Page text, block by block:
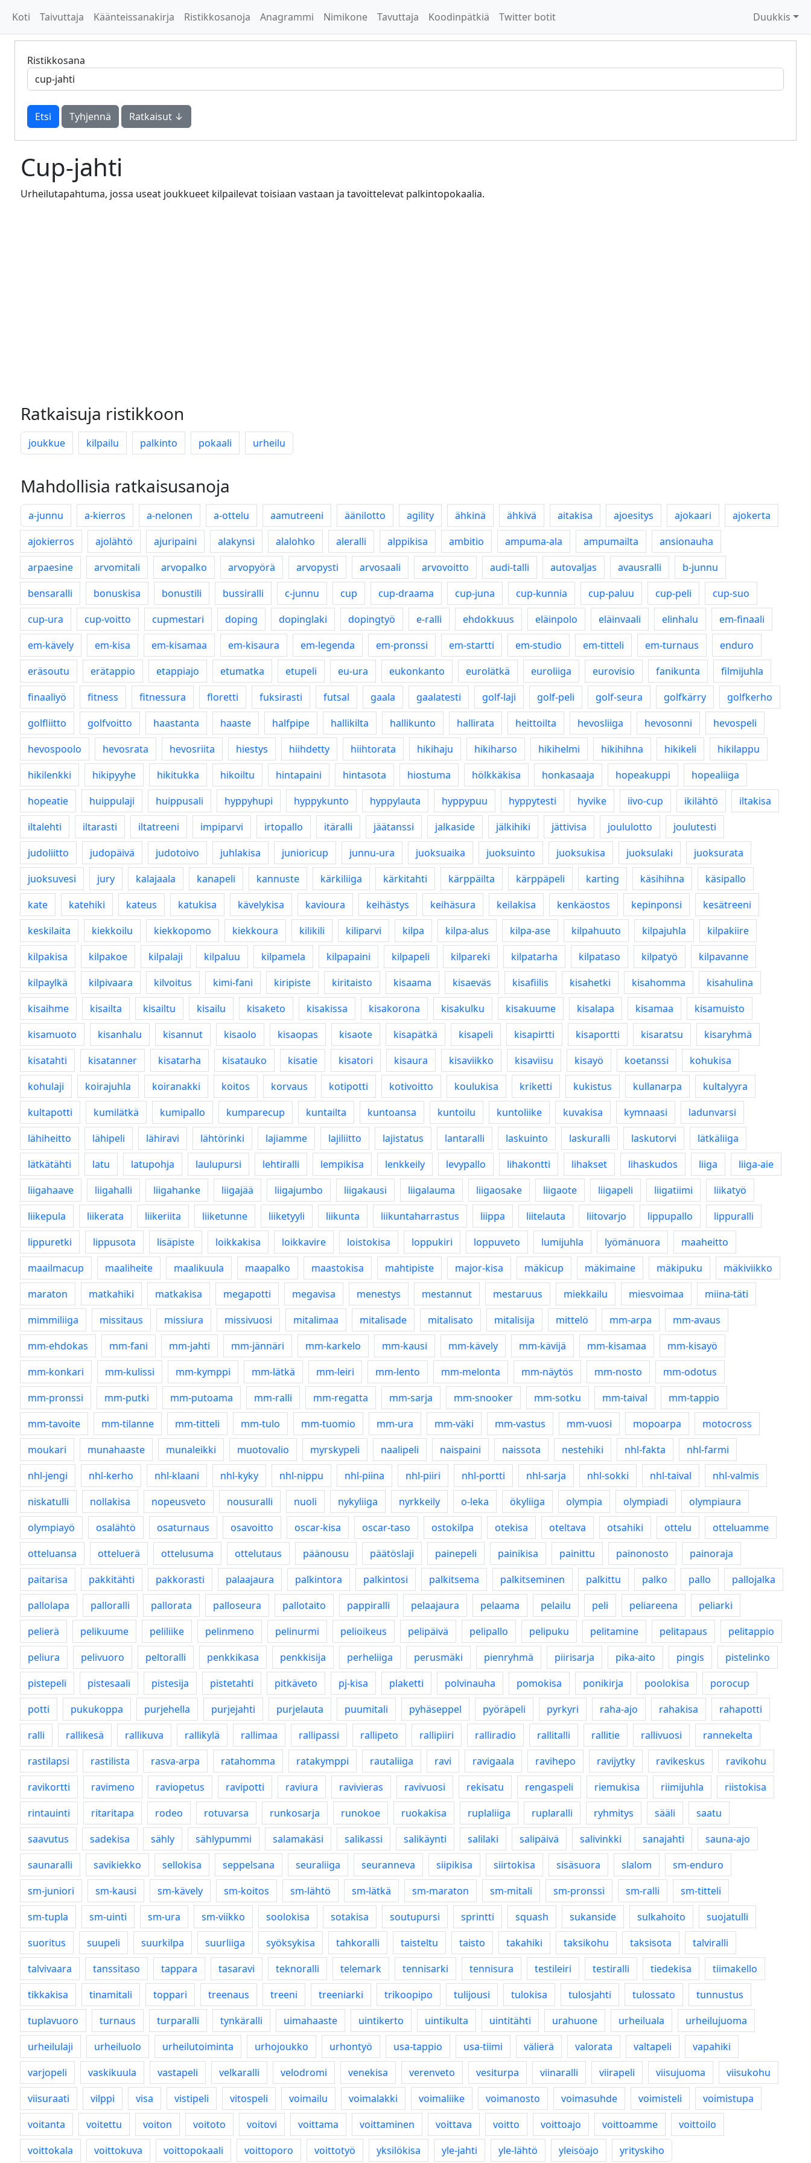
Koti Taivuttaja Käänteissanakirja Ristikkosanoja Anagrammi Nimikone Tavuttaja Koodinpätkiä Twitter botit Duukkis
Ristikkosana
Tyhjennä Ratkaisut ↓
Cup-jahti
Urheilutapahtuma, jossa useat joukkueet kilpailevat toisiaan vastaan ja tavoittelevat palkintopokaalia.
Ratkaisuja ristikkoon
joukkue kilpailu palkinto pokaali urheilu
Mahdollisia ratkaisusanoja
a-junnu a-kierros a-nelonen a-ottelu aamutreeni äänilotto agility ähkinä ähkivä aitakisa ajoesitys ajokaari
ajokerta
ajokierros
ajolähtö ajuripaini alakynsi alalohko aleralli alppikisa ambitio ampuma-ala ampumailta
ansionauha
arpaesine
arvomitali arvopalko arvopyörä arvopysti arvosaali arvovoitto audi-talli autovaljas avausralli
b-junnu
bensaralli
bonuskisa bonustili bussiralli c-junnu cup cup-draama cup-juna cup-kunnia cup-paluu cup-peli
cup-suo
cup-ura
cup-voitto cupmestari doping dopinglaki dopingtyö e-ralli ehdokkuus eläinpolo eläinvaali elinhalu
em-finaali
em-kävely
em-kisa em-kisamaa em-kisaura em-legenda em-pronssi em-startti em-studio em-titteli em-turnaus
enduro
eräsoutu
erätappio etappiajo etumatka etupeli eu-ura eukonkanto eurolätkä euroliiga eurovisio fanikunta
filmijuhla
finaaliyö
fitness fitnessura floretti fuksirasti futsal gaala gaalatesti golf-laji golf-peli golf-seura golfkärry
golfkerho
golfliitto
golfvoitto haastanta haaste halfpipe hallikilta hallikunto hallirata heittoilta hevosliiga hevosonni
hevospeli
hevospoolo
hevosrata hevosriita hiestys hiihdetty hiihtorata hikihaju hikiharso hikihelmi hikihihna hikikeli
hikilappu
hikilenkki
hikipyyhe hikitukka hikoiltu hintapaini hintasota hiostuma hölkkäkisa honkasaaja hopeakuppi
hopealiiga
hopeatie
huippulaji huippusali hyppyhupi hyppykunto hyppylauta hyppypuu hyppytesti hyvike iivo-cup ikilähtö
iltakisa
iltalehti
iltarasti iltatreeni impiparvi irtopallo itäralli jäätanssi jalkaside jälkihiki jättivisa joululotto
joulutesti
judoliitto
judopäivä judotoivo juhlakisa junioricup junnu-ura juoksuaika juoksuinto juoksukisa juoksulaki
juoksurata
juoksuvesi
jury kalajaala kanapeli kannuste kärkiliiga kärkitahti kärppäilta kärppäpeli karting käsihihna
käsipallo
kate
katehiki kateus katukisa kävelykisa kavioura keihästys keihäsura keilakisa kenkäostos kepinponsi
kesätreeni
keskilaita
kiekkoilu kiekkopomo kiekkoura kilikili kiliparvi kilpa kilpa-alus kilpa-ase kilpahuuto kilpajuhla
kilpakiire
kilpakisa
kilpakoe kilpalaji kilpaluu kilpamela kilpapaini kilpapeli kilpareki kilpatarha kilpataso kilpatyö
kilpavanne
kilpaylkä
kilpivaara kilvoitus kimi-fani kiripiste kiritaisto kisaama kisaeväs kisafiilis kisahetki kisahomma
kisahulina
kisaihme
kisailta kisailtu kisailu kisaketo kisakissa kisakorona kisakulku kisakuume kisalapa kisamaa
kisamuisto
kisamuoto
kisanhalu kisannut kisaolo kisaopas kisaote kisapätkä kisapeli kisapirtti kisaportti kisaratsu
kisaryhmä
kisatahti
kisatanner kisatarha kisatauko kisatie kisatori kisaura kisaviikko kisaviisu kisayö koetanssi
kohukisa
kohulaji
koirajuhla koiranakki koitos korvaus kotipotti kotivoitto koulukisa kriketti kukistus kullanarpa
kultalyyra
kultapotti
kumilätkä kumipallo kumparecup kuntailta kuntoansa kuntoilu kuntoliike kuvakisa kymnaasi
ladunvarsi
lähiheitto
lähipeli lähiravi lähtörinki lajiamme lajiliitto lajistatus lantaralli laskuinto laskuralli laskutorvi
lätkäliiga
lätkätähti
latu latupohja laulupursi lehtiralli lempikisa lenkkeily levypallo lihakontti lihakset lihaskudos liiga
liiga-aie
liigahaave
liigahalli liigahanke liigajää liigajumbo liigakausi liigalauma liigaosake liigaote liigapeli liigatiimi
liikatyö
liikepula
liikerata liikeriita liiketunne liiketyyli liikunta liikuntaharrastus liippa liitelauta liitovarjo lippupallo
lippuralli
lippuretki
lippusota lisäpiste loikkakisa loikkavire loistokisa loppukiri loppuveto lumijuhla lyömänuora
maaheitto
maailmacup
maaliheite maalikuula maapalko maastokisa mahtipiste major-kisa mäkicup mäkimaine mäkipuku
mäkiviikko
maraton
matkahiki matkakisa megapotti megavisa menestys mestannut mestaruus miekkailu miesvoimaa
miina-täti
mimmiliiga
missitaus missiura missivuosi mitalimaa mitalisade mitalisato mitalisija mittelö mm-arpa
mm-avaus
mm-ehdokas
mm-fani mm-jahti mm-jännäri mm-karkelo mm-kausi mm-kävely mm-kävijä mm-kisamaa
mm-kisayö
mm-konkari
mm-kulissi mm-kymppi mm-lätkä mm-leiri mm-lento mm-melonta mm-näytös mm-nosto
mm-odotus
mm-pronssi
mm-putki mm-putoama mm-ralli mm-regatta mm-sarja mm-snooker mm-sotku mm-taival
mm-tappio
mm-tavoite
mm-tilanne mm-titteli mm-tulo mm-tuomio mm-ura mm-väki mm-vastus mm-vuosi mopoarpa
motocross
moukari
munahaaste munaleikki muotovalio myrskypeli naalipeli naispaini naissota nestehiki nhl-fakta
nhl-farmi
nhl-jengi
nhl-kerho nhl-klaani nhl-kyky nhl-nippu nhl-piina nhl-piiri nhl-portti nhl-sarja nhl-sokki nhl-taival
nhl-valmis
niskatulli
nollakisa nopeusveto nousuralli nuoli nykyliiga nyrkkeily o-leka ökyliiga olympia olympiadi
olympiaura
olympiayö
osalähtö osaturnaus osavoitto oscar-kisa oscar-taso ostokilpa otekisa oteltava otsahiki ottelu
otteluamme
otteluansa
otteluerä ottelusuma ottelutaus päänousu päätöslaji painepeli painikisa painittu painonosto
painoraja
paitarisa
pakkitähti pakkorasti palaajaura palkintora palkintosi palkitsema palkitseminen palkittu palko pallo
pallojalka
pallolapa
palloralli pallorata palloseura pallotaito pappiralli pelaajaura pelaama pelailu peli peliareena
peliarki
pelierä
pelikuume peliliike pelinmeno pelinurmi pelioikeus pelipäivä pelipallo pelipuku pelitamine pelitapaus
pelitappio
peliura
pelivuoro peltoralli penkkikasa penkkisija perheliiga perusmäki pienryhmä piirisarja pika-aito pingis
pistelinko
pistepeli
pistesaali pistesija pistetahti pitkäveto pj-kisa plaketti polvinauha pomokisa ponikirja poolokisa
porocup
potti
pukukoppa purjehella purjejahti purjelauta puumitali pyhäseppel pyöräpeli pyrkyri raha-ajo rahakisa
rahapotti
ralli
rallikesä rallikuva rallikylä rallimaa rallipassi rallipeto rallipiiri ralliradio rallitalli rallitie rallivuosi
rannekelta
rastilapsi
rastilista rasva-arpa ratahomma ratakymppi rautaliiga ravi ravigaala ravihepo ravijytky ravikeskus
ravikohu
ravikortti
ravimeno raviopetus ravipotti raviura ravivieras ravivuosi rekisatu rengaspeli riemukisa riimijuhla
riistokisa
rintauinti
ritaritapa rodeo rotuvarsa runkosarja runokoe ruokakisa ruplaliiga ruplaralli ryhmitys sääli
saatu
saavutus
sadekisa sähly sählypummi salamakäsi salikassi salikäynti salilaki salipäivä salivinkki sanajahti
sauna-ajo
saunaralli
savikiekko sellokisa seppelsana seuraliiga seuranneva siipikisa siirtokisa sisäsuora slalom
sm-enduro
sm-juniori
sm-kausi sm-kävely sm-koitos sm-lähtö sm-lätkä sm-maraton sm-mitali sm-pronssi sm-ralli
sm-titteli
sm-tupla
sm-uinti sm-ura sm-viikko soolokisa sotakisa soutupursi sprintti squash sukanside sulkahoito
suojatulli
suoritus
suupeli suurkilpa suurliiga syöksykisa tahkoralli taisteltu taisto takahiki taksikohu taksisota
talviralli
talvivaara
tanssitaso tappara tasaravi teknoralli telemark tennisarki tennisura testileiri testiralli tiedekisa
tiimakello
tikkakisa
tinamitali toppari treenaus treeni treeniarki trikoopipo tulijousi tulokisa tulosjahti tulossato
tunnustus
tuplavuoro
turnaus turparalli tynkäralli uimahaaste uintikerto uintikulta uintitähti urahuone urheiluala
urheilujuoma
urheilulaji
urheiluolo urheilutoiminta urhojoukko urhontyö usa-tappio usa-tiimi välierä valorata valtapeli
vapahiki
varjopeli
vaskikuula vastapeli velkaralli velodromi venekisa verenveto vesiturpa viinaralli viirapeli viisujuoma
viisukohu
viisuraati
vilppi visa vistipeli vitospeli voimailu voimalakki voimaliike voimanosto voimasuhde voimisteli
voimistupa
voitanta
voitettu voiton voitoto voitovi voittama voittaminen voittava voitto voittoajo voittoamme
voittoilo
voittokala
voittokuva voittopokaali voittoporo voittotyö yksilökisa yle-jahti yle-lähtö yleisöajo yrityskiho